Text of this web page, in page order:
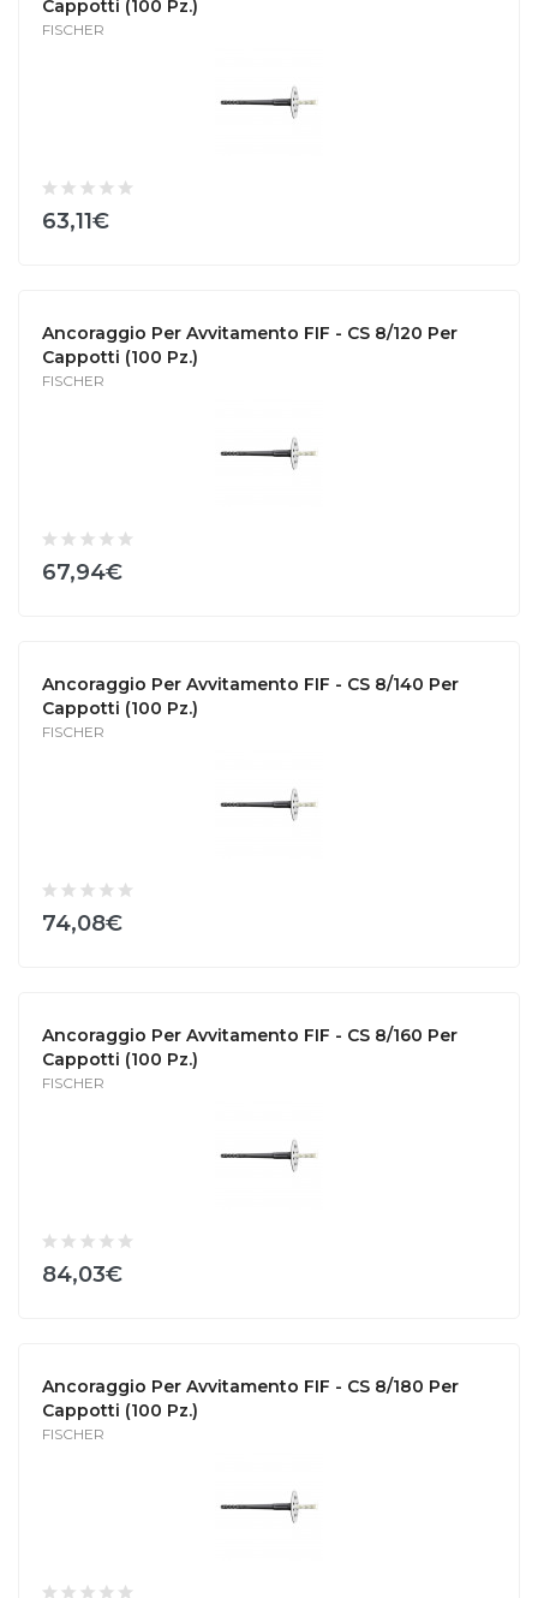
Cappotti (100 Pz.)
FISCHER
63,11€
Ancoraggio Per Avvitamento FIF - CS 8/120 Per
Cappotti (100 Pz.)
FISCHER
67,94€
Ancoraggio Per Avvitamento FIF - CS 8/140 Per
Cappotti (100 Pz.)
FISCHER
74,08€
Ancoraggio Per Avvitamento FIF - CS 8/160 Per
Cappotti (100 Pz.)
FISCHER
84,03€
Ancoraggio Per Avvitamento FIF - CS 8/180 Per
Cappotti (100 Pz.)
FISCHER